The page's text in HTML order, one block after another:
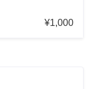
¥1,000